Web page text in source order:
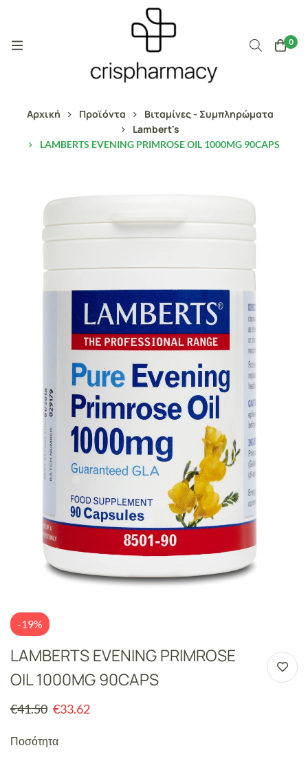
0
Αρχική Προϊόντα
Βιταμίνες - Συμπληρώματα
Lambert's
LAMBERTS EVENING PRIMROSE OIL 1000MG 90CAPS
-19%
LAMBERTS EVENING PRIMROSE
OIL 1000MG 90CAPS
€41.50 €33.62
Ποσότητα